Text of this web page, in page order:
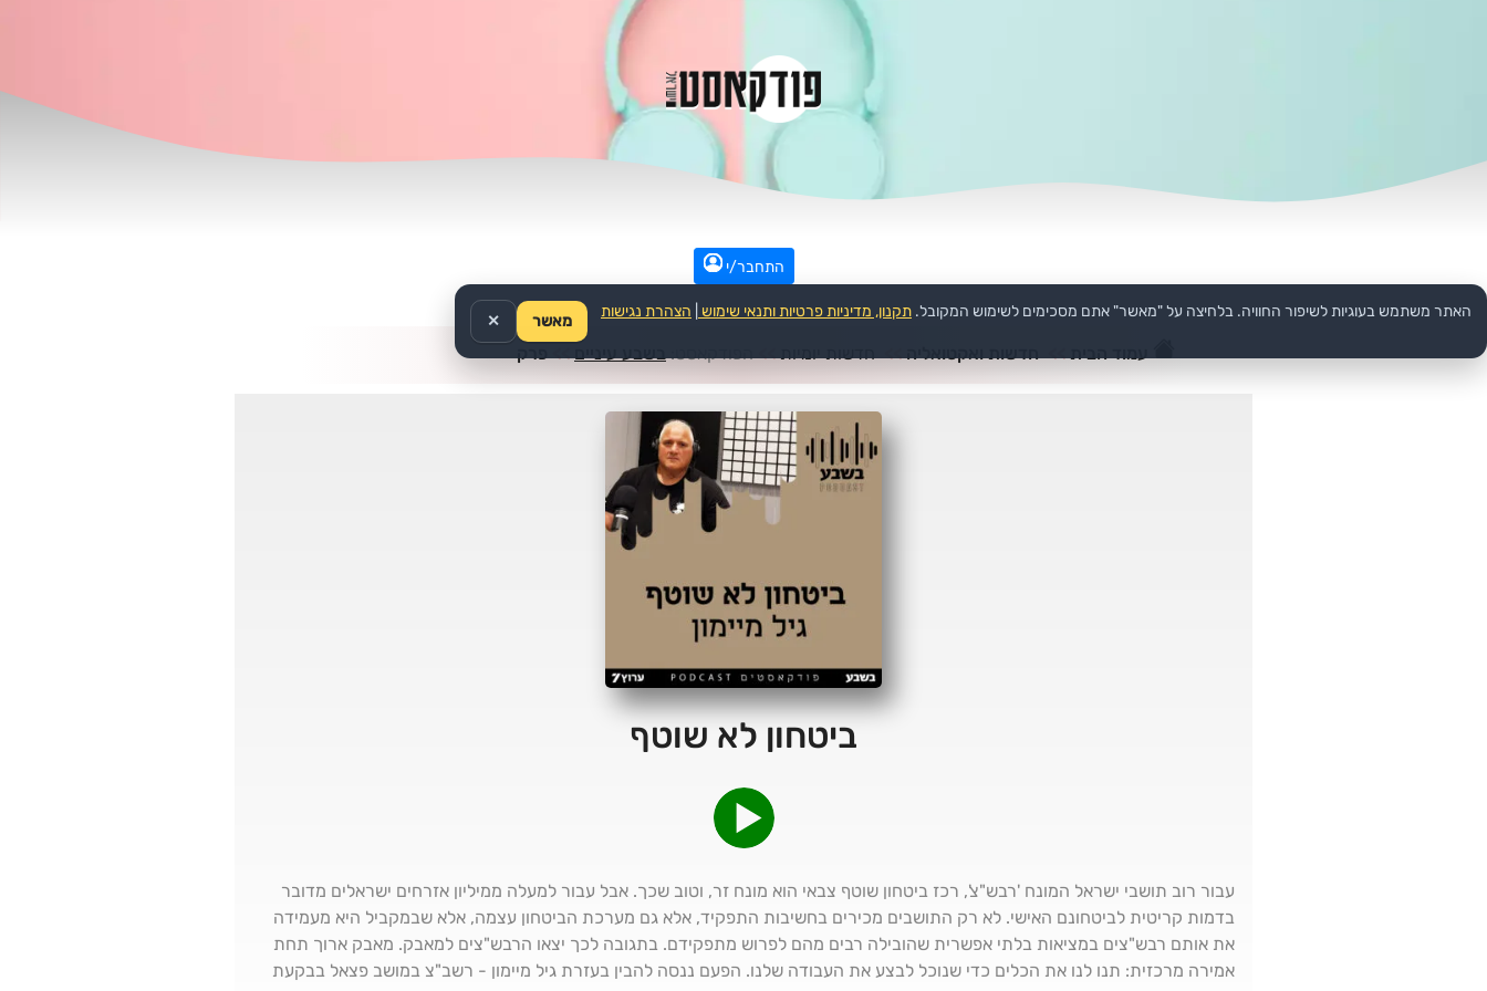
התחבר/י
עמוד הבית >> חדשות ואקטואליה >> חדשות יומיות >>הפודקאסט: בשבע עיניים >>פרק
ביטחון לא שוטף
עבור רוב תושבי ישראל המונח 'רבש"צ', רכז ביטחון שוטף צבאי הוא מונח זר, וטוב שכך. אבל עבור למעלה ממיליון אזרחים ישראלים מדובר
בדמות קריטית לביטחונם האישי. לא רק התושבים מכירים בחשיבות התפקיד, אלא גם מערכת הביטחון עצמה, אלא שבמקביל היא מעמידה
את אותם רבש"צים במציאות בלתי אפשרית שהובילה רבים מהם לפרוש מתפקידם. בתגובה לכך יצאו הרבש"צים למאבק. מאבק ארוך תחת
אמירה מרכזית: תנו לנו את הכלים כדי שנוכל לבצע את העבודה שלנו. הפעם ננסה להבין בעזרת גיל מיימון - רשב"צ במושב פצאל בבקעת
האתר משתמש בעוגיות לשיפור החוויה. בלחיצה על "מאשר" אתם מסכימים לשימוש המקובל. תקנון, מדיניות פרטיות ותנאי שימוש הצהרת נגישות
מאשר ✕